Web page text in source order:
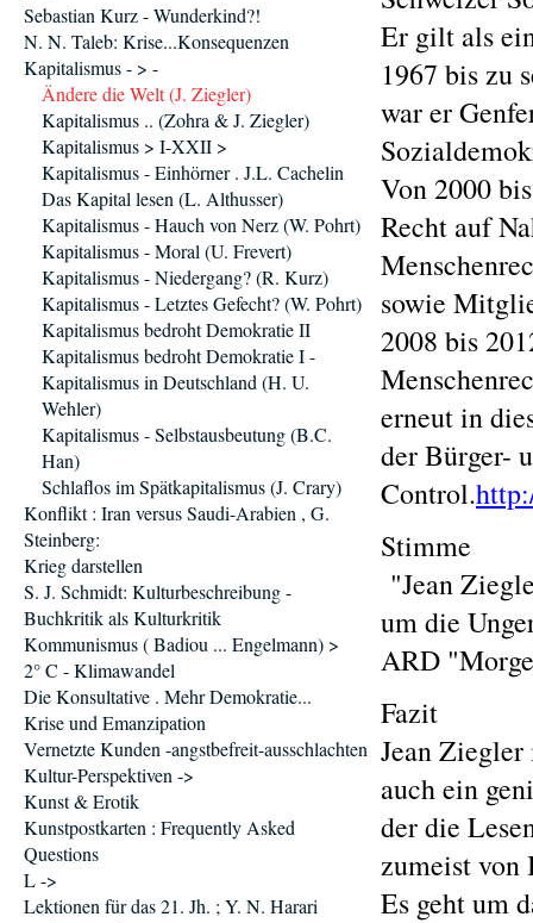
Er gilt als
1967 bis zu
war er
Von 2000
Recht auf
sowie
2008 bis
erneut in
der Bürger-
Control.
Stimme
"Jean
um die
ARD
Fazit
Jean
auch ein
der die
zumeist von
Es geht um
Sebastian Kurz - Wunderkind?!
N. N. Taleb: Krise...Konsequenzen
Kapitalismus - > -
Ändere die Welt (J. Ziegler)
Kapitalismus .. (Zohra & J. Ziegler)
Kapitalismus > I-XXII >
Kapitalismus - Einhörner . J.L. Cachelin
Das Kapital lesen (L. Althusser)
Kapitalismus - Hauch von Nerz (W. Pohrt)
Kapitalismus - Moral (U. Frevert)
Kapitalismus - Niedergang? (R. Kurz)
Kapitalismus - Letztes Gefecht? (W. Pohrt)
Kapitalismus bedroht Demokratie II
Kapitalismus bedroht Demokratie I -
Kapitalismus in Deutschland (H. U.
Wehler)
Kapitalismus - Selbstausbeutung (B.C.
Han)
Schlaflos im Spätkapitalismus (J. Crary)
Konflikt : Iran versus Saudi-Arabien , G.
Steinberg:
Krieg darstellen
S. J. Schmidt: Kulturbeschreibung -
Buchkritik als Kulturkritik
Kommunismus ( Badiou ... Engelmann) >
2° C - Klimawandel
Die Konsultative . Mehr Demokratie...
Krise und Emanzipation
Vernetzte Kunden -angstbefreit-ausschlachten
Kultur-Perspektiven ->
Kunst & Erotik
Kunstpostkarten : Frequently Asked
Questions
L ->
Lektionen für das 21. Jh. ; Y. N. Harari